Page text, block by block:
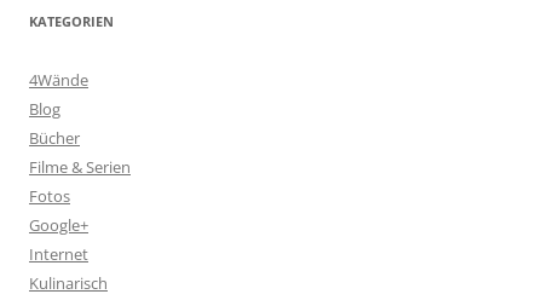
KATEGORIEN
4Wände
Blog
Bücher
Filme & Serien
Fotos
Google+
Internet
Kulinarisch